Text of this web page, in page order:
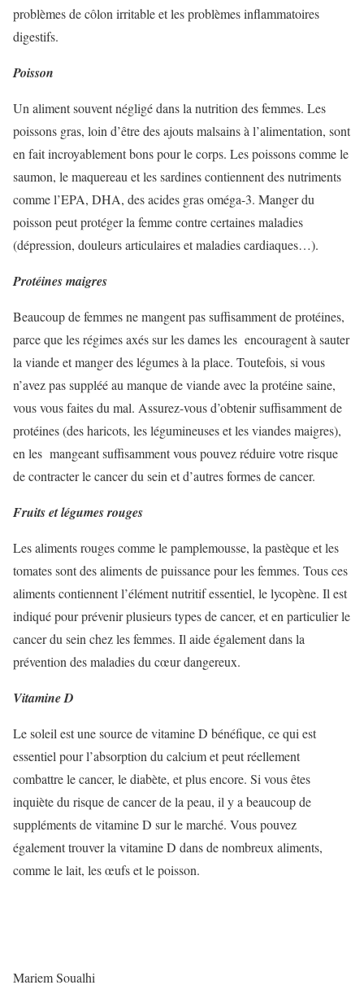
problèmes de côlon irritable et les problèmes inflammatoires
digestifs.
Poisson
Un aliment souvent négligé dans la nutrition des femmes. Les
poissons gras, loin d’être des ajouts malsains à l’alimentation, sont
en fait incroyablement bons pour le corps. Les poissons comme le
saumon, le maquereau et les sardines contiennent des nutriments
comme l’EPA, DHA, des acides gras oméga-3. Manger du
poisson peut protéger la femme contre certaines maladies
(dépression, douleurs articulaires et maladies cardiaques…).
Protéines maigres
Beaucoup de femmes ne mangent pas suffisamment de protéines,
parce que les régimes axés sur les dames les encouragent à sauter
la viande et manger des légumes à la place. Toutefois, si vous
n’avez pas suppléé au manque de viande avec la protéine saine,
vous vous faites du mal. Assurez-vous d’obtenir suffisamment de
protéines (des haricots, les légumineuses et les viandes maigres),
en les mangeant suffisamment vous pouvez réduire votre risque
de contracter le cancer du sein et d’autres formes de cancer.
Fruits et légumes rouges
Les aliments rouges comme le pamplemousse, la pastèque et les
tomates sont des aliments de puissance pour les femmes. Tous ces
aliments contiennent l’élément nutritif essentiel, le lycopène. Il est
indiqué pour prévenir plusieurs types de cancer, et en particulier le
cancer du sein chez les femmes. Il aide également dans la
prévention des maladies du cœur dangereux.
Vitamine D
Le soleil est une source de vitamine D bénéfique, ce qui est
essentiel pour l’absorption du calcium et peut réellement
combattre le cancer, le diabète, et plus encore. Si vous êtes
inquiète du risque de cancer de la peau, il y a beaucoup de
suppléments de vitamine D sur le marché. Vous pouvez
également trouver la vitamine D dans de nombreux aliments,
comme le lait, les œufs et le poisson.
Mariem Soualhi